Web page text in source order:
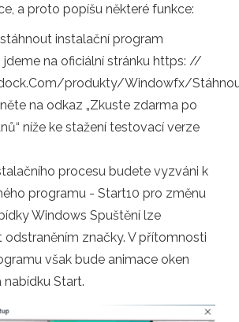
a proto popíšu některé funkce:
instalační program
jdeme na oficiální stránku https: //
produkty/Windowfx/
na odkaz „Zkuste zdarma po
níže ke stažení testovací verze
procesu budete vyzváni k
programu - Start10 pro změnu
Windows Spuštění lze
značky. V přítomnosti
však bude animace oken
nabídku Start.